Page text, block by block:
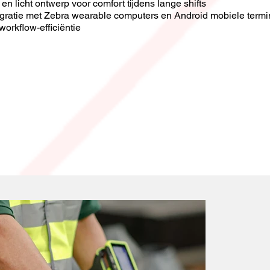
licht ontwerp voor comfort tijdens lange shifts
met Zebra wearable computers en Android mobiele
efficiëntie​